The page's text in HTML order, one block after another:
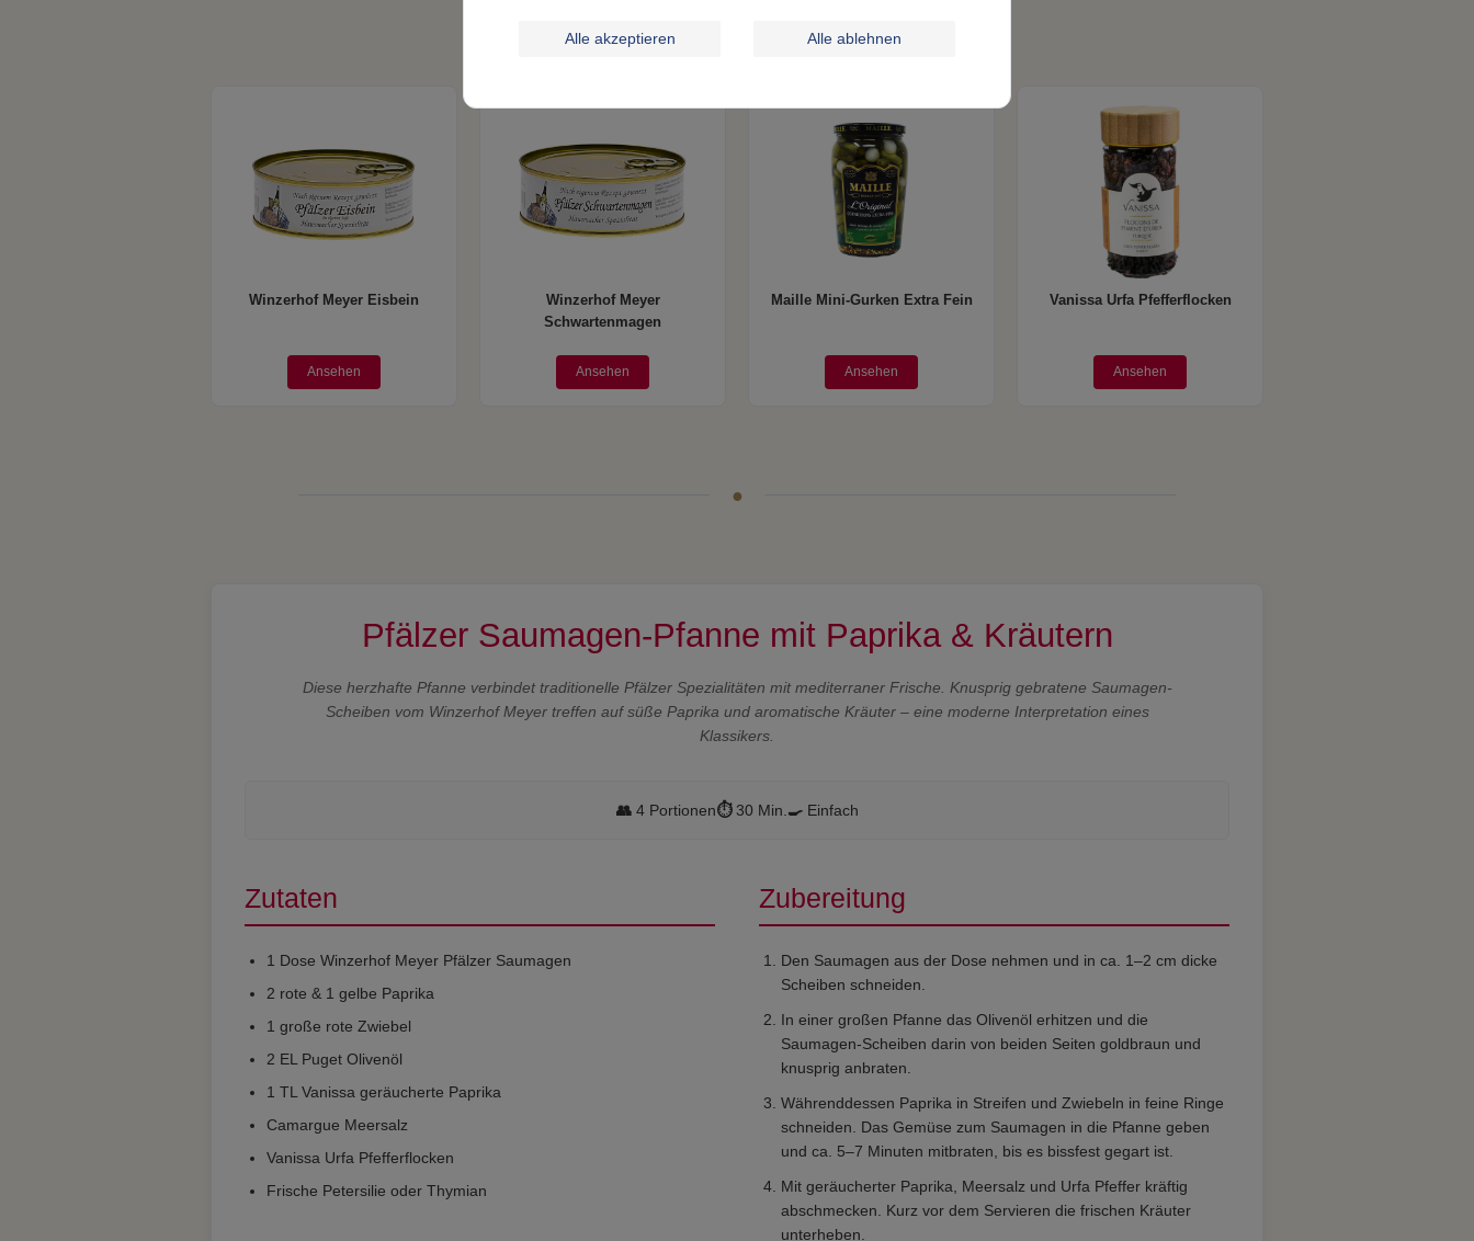
DIE PASSENDEN ZUTATEN AUS UNSEREM SHOP
Winzerhof Meyer Eisbein
Ansehen
Winzerhof Meyer
Schwartenmagen
Ansehen
Maille Mini-Gurken Extra Fein
Ansehen
Vanissa Urfa Pfefferflocken
Ansehen
Pfälzer Saumagen-Pfanne mit Paprika & Kräutern
Diese herzhafte Pfanne verbindet traditionelle Pfälzer Spezialitäten mit mediterraner Frische. Knusprig gebratene Saumagen-
Scheiben vom Winzerhof Meyer treffen auf süße Paprika und aromatische Kräuter – eine moderne Interpretation eines
Klassikers.
👥4 Portionen⏱️30 Min.🍳Einfach
Zutaten
1 Dose Winzerhof Meyer Pfälzer Saumagen
2 rote & 1 gelbe Paprika
1 große rote Zwiebel
2 EL Puget Olivenöl
1 TL Vanissa geräucherte Paprika
Camargue Meersalz
Vanissa Urfa Pfefferflocken
Frische Petersilie oder Thymian
Zubereitung
Den Saumagen aus der Dose nehmen und in ca. 1–2 cm dicke
Scheiben schneiden.
In einer großen Pfanne das Olivenöl erhitzen und die
Saumagen-Scheiben darin von beiden Seiten goldbraun und
knusprig anbraten.
Währenddessen Paprika in Streifen und Zwiebeln in feine Ringe
schneiden. Das Gemüse zum Saumagen in die Pfanne geben
und ca. 5–7 Minuten mitbraten, bis es bissfest gegart ist.
Mit geräucherter Paprika, Meersalz und Urfa Pfeffer kräftig
abschmecken. Kurz vor dem Servieren die frischen Kräuter
unterheben.
Alle akzeptieren Alle ablehnen